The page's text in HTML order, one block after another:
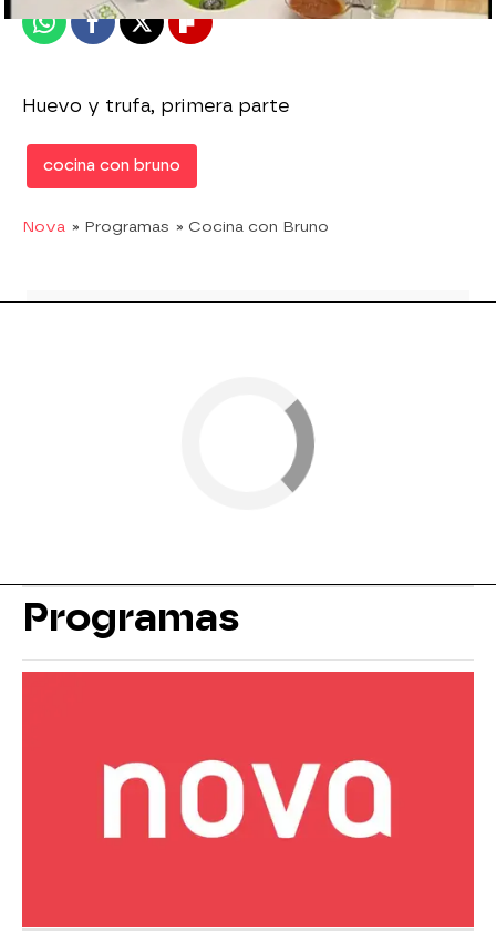
WhatsappFacebook
X Flipboard
Huevo y trufa, primera parte
cocina con bruno
Nova » Programas » Cocina con Bruno
Programas